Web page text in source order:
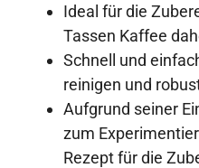
Ideal für die
Tassen Kaffee
Schnell und
reinigen und
Aufgrund seiner
zum
Rezept für die